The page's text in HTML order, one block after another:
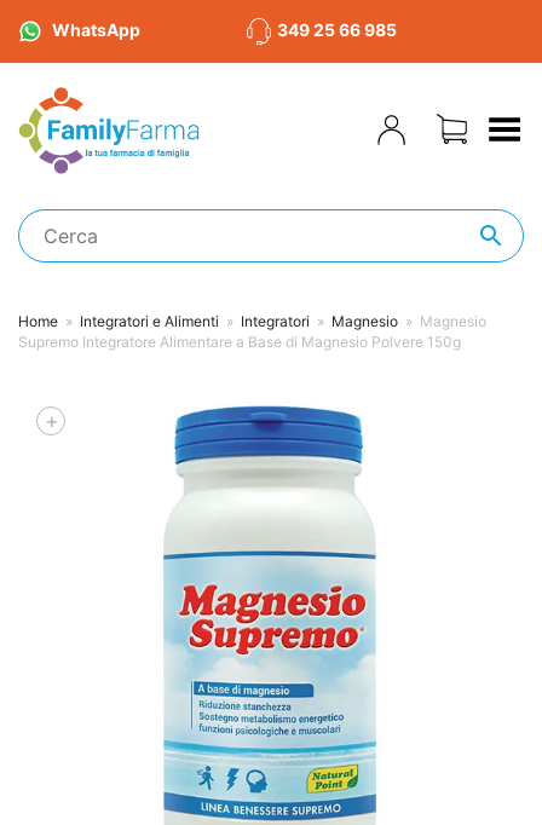
WhatsApp 349 25 66 985
Toggle Menu
Home » Integratori e Alimenti » Integratori » Magnesio » Magnesio
Supremo Integratore Alimentare a Base di Magnesio Polvere 150g
+